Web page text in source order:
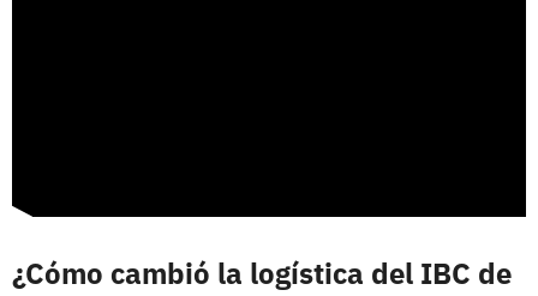
¿Cómo cambió la logística del IBC de